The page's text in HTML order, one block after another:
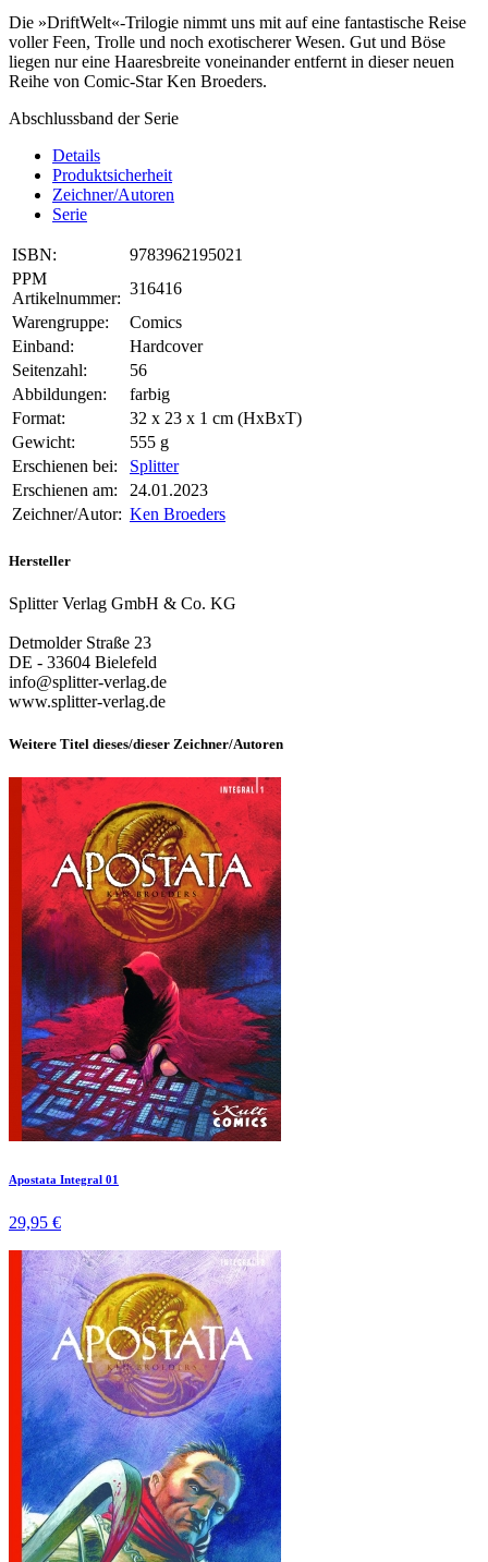
Die »DriftWelt«-Trilogie nimmt uns mit auf eine fantastische Reise
voller Feen, Trolle und noch exotischerer Wesen. Gut und Böse
liegen nur eine Haaresbreite voneinander entfernt in dieser neuen
Reihe von Comic-Star Ken Broeders.
Abschlussband der Serie
Details
Produktsicherheit
Zeichner/Autoren
Serie
ISBN:
9783962195021
PPM
Artikelnummer:
316416
Warengruppe:
Comics
Einband:
Hardcover
Seitenzahl:
56
Abbildungen:
farbig
Format:
32 x 23 x 1 cm (HxBxT)
Gewicht:
555 g
Erschienen bei:
Splitter
Erschienen am:
24.01.2023
Zeichner/Autor: Ken Broeders
Hersteller
Splitter Verlag GmbH & Co. KG
Detmolder Straße 23
DE - 33604 Bielefeld
info@splitter-verlag.de
www.splitter-verlag.de
Weitere Titel dieses/dieser Zeichner/Autoren
Apostata Integral 01
29,95 €